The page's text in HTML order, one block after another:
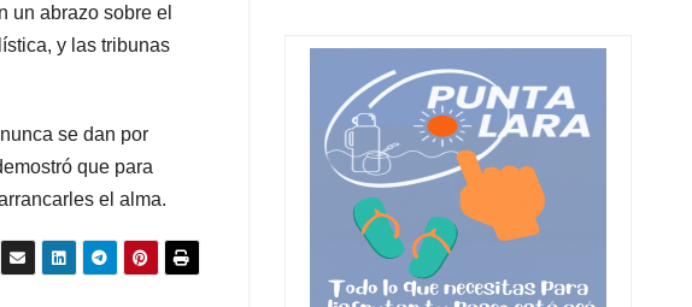
un abrazo sobre el
y las tribunas
se dan por
que para
el alma.